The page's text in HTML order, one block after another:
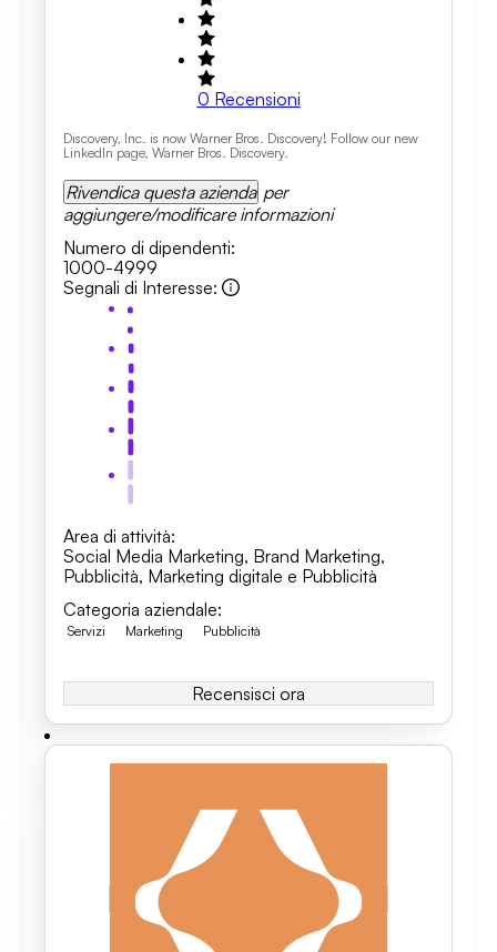
0 Recensioni
Discovery, Inc. is now Warner Bros. Discovery! Follow our new
LinkedIn page, Warner Bros. Discovery.
Rivendica questa azienda per
aggiungere/modificare informazioni
Numero di dipendenti:
1000-4999
Segnali di Interesse:
Area di attività:
Social Media Marketing, Brand Marketing,
Pubblicità, Marketing digitale e Pubblicità
Categoria aziendale:
Servizi Marketing Pubblicità
Recensisci ora